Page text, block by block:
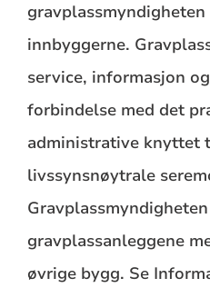
innbyggerne.
service, informasjon
forbindelse med det
administrative knyttet
livssynsnøytrale
gravplassanleggene
øvrige bygg. Se